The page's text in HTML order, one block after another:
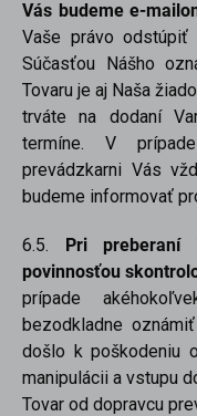
Vás budeme e-
Vaše právo
Súčasťou Nášho
Tovaru je aj Naša
trváte na dodaní
termíne. V
prevádzkarni Vás
budeme informovať
6.5. Pri preberaní
povinnosťou
prípade
bezodkladne
došlo k poškodeniu
manipulácii a vstupu
Tovar od dopravcu